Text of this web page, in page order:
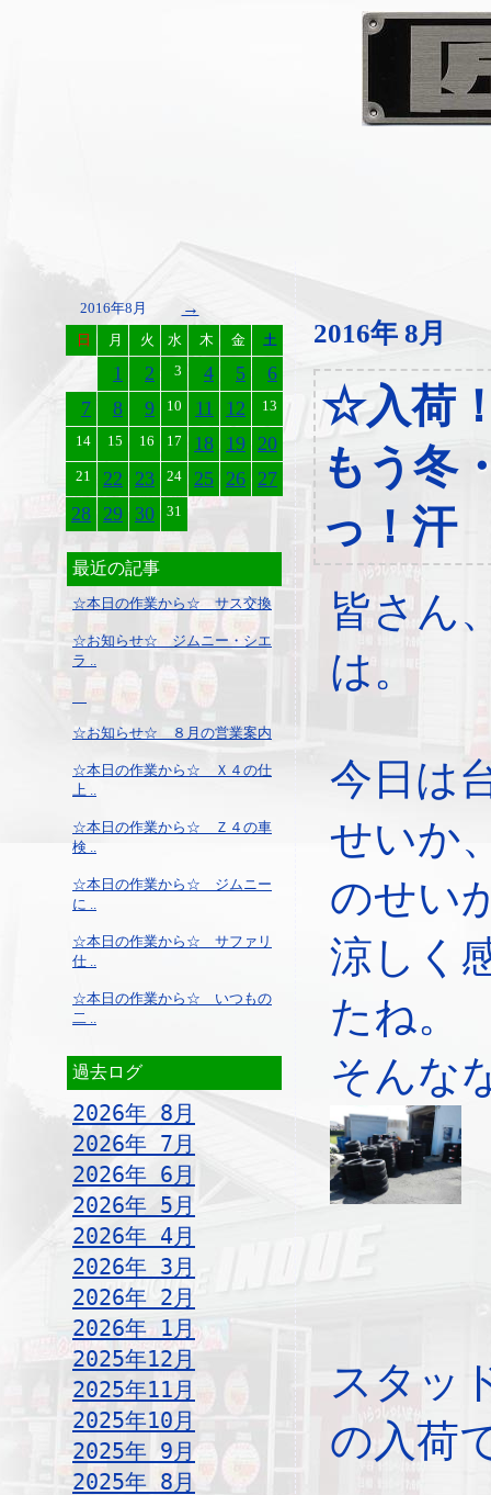
2016年8月 →
日 月 火 水 木 金 土
1 2 3 4 5
6
7
8 9 10 11 12 13
14 15 16 17 18 19 20
21 22 23 24 25 26 27
28 29 30 31
最近の記事
☆本日の作業から☆ サス交換
☆お知らせ☆ ジムニー・シエ
ラ ..
☆お知らせ☆ ８月の営業案内
☆本日の作業から☆ Ｘ４の仕
上 ..
☆本日の作業から☆ Ｚ４の車
検 ..
☆本日の作業から☆ ジムニー
に ..
☆本日の作業から☆ サファリ
仕 ..
☆本日の作業から☆ いつもの
二 ..
過去ログ
2026年 8月
2026年 7月
2026年 6月
2026年 5月
2026年 4月
2026年 3月
2026年 2月
2026年 1月
2025年12月
2025年11月
2025年10月
2025年 9月
2025年 8月
2016年 8月
☆入荷
もう冬
っ！汗
皆さん
は。
今日は
せいか
のせい
涼しく
たね。
そんな
スタッ
の入荷